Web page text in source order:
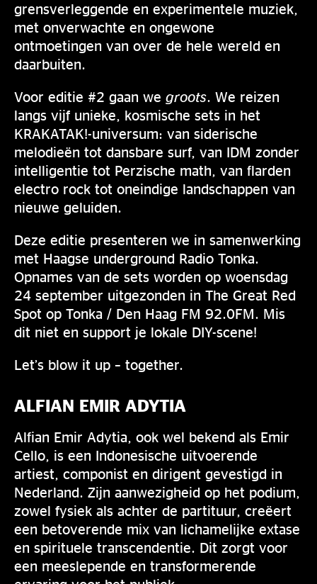
grensverleggende en experimentele muziek,
met onverwachte en ongewone
ontmoetingen van over de hele wereld en
daarbuiten.
Voor editie #2 gaan we groots. We reizen
langs vijf unieke, kosmische sets in het
KRAKATAK!-universum: van siderische
melodieën tot dansbare surf, van IDM zonder
intelligentie tot Perzische math, van flarden
electro rock tot oneindige landschappen van
nieuwe geluiden.
Deze editie presenteren we in samenwerking
met Haagse underground Radio Tonka.
Opnames van de sets worden op woensdag
24 september uitgezonden in The Great Red
Spot op Tonka / Den Haag FM 92.0FM. Mis
dit niet en support je lokale DIY-scene!
Let’s blow it up – together.
ALFIAN EMIR ADYTIA
Alfian Emir Adytia, ook wel bekend als Emir
Cello, is een Indonesische uitvoerende
artiest, componist en dirigent gevestigd in
Nederland. Zijn aanwezigheid op het podium,
zowel fysiek als achter de partituur, creëert
een betoverende mix van lichamelijke extase
en spirituele transcendentie. Dit zorgt voor
een meeslepende en transformerende